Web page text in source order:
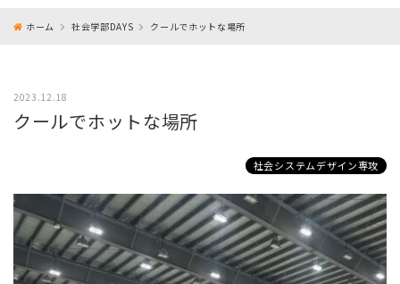
ホーム 社会学部DAYS クールでホットな場所
2023.12.18
クールでホットな場所
社会システムデザイン専攻